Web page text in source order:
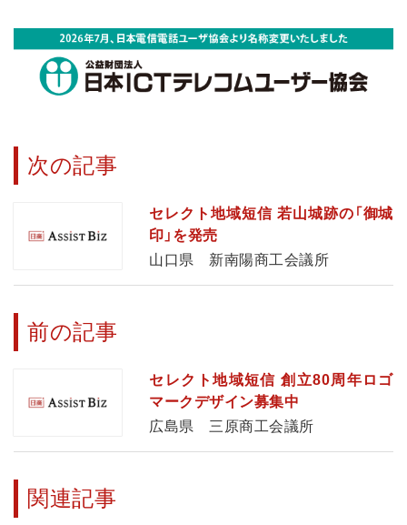
次の記事
セレクト地域短信 若山城跡の「御城
印」を発売
山口県 新南陽商工会議所
前の記事
セレクト地域短信 創立80周年ロゴ
マークデザイン募集中
広島県 三原商工会議所
関連記事